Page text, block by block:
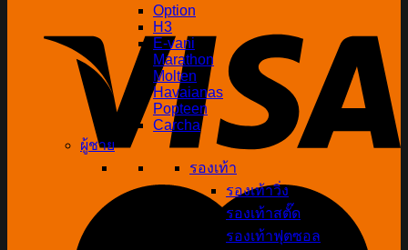
Option
H3
E-vani
Marathon
Molten
Havaianas
Popteen
Carcha
ผู้ชาย
รองเท้า
รองเท้าวิ่ง
รองเท้าสตั๊ด
รองเท้าฟุตซอล